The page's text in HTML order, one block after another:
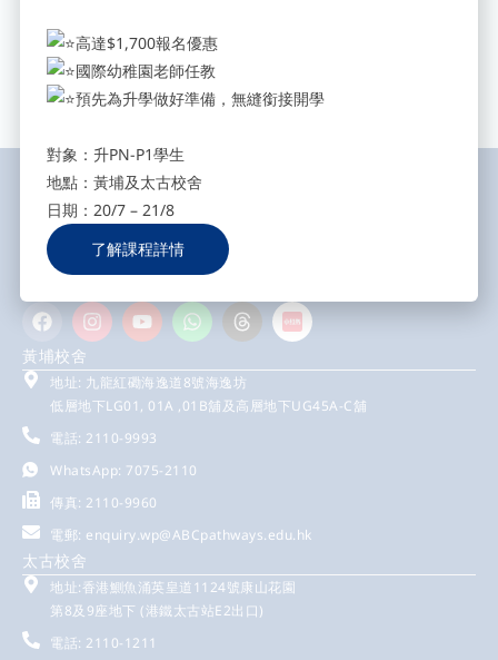
們，獲取最新校園消息。
ABC Pathways Group成立於2002 年，致力於專業英語教育，讓香港及
海外學生提供優質及零壓力學習的教育環境。
黃埔校舍
地址: 九龍紅磡海逸道8號海逸坊
低層地下LG01, 01A ,01B舖及高層地下UG45A-C舖
電話: 2110-9993
WhatsApp: 7075-2110
傳真: 2110-9960
電郵: enquiry.wp@ABCpathways.edu.hk
太古校舍
地址:香港鰂魚涌英皇道1124號康山花園
第8及9座地下 (港鐵太古站E2出口)
電話: 2110-1211
高達$1,700報名優惠
國際幼稚園老師任教
預先為升學做好準備，無縫銜接開學
對象：升PN-P1學生
地點：黃埔及太古校舍
日期：20/7 – 21/8
了解課程詳情